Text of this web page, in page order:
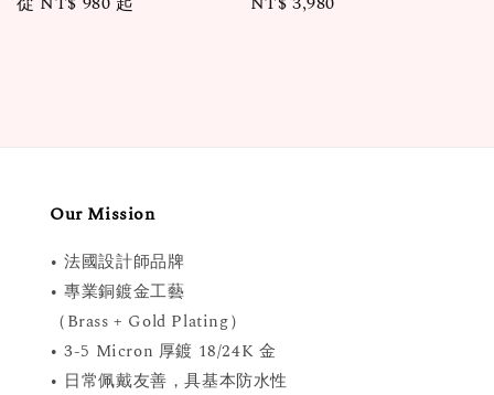
Our Mission
• 法國設計師品牌
• 專業銅鍍金工藝
（Brass + Gold Plating）
• 3-5 Micron 厚鍍 18/24K 金
• 日常佩戴友善，具基本防水性